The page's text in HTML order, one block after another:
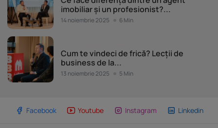
imobiliar și un profesionist?...
14 noiembrie 2025 6 Min
Cum te vindeci de frică? Lecții de
business de la...
13 noiembrie 2025 5 Min
Facebook Youtube Instagram Linkedin